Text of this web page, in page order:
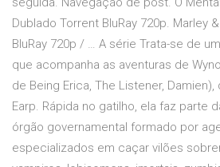
Dublado Torrent BluRay 720p. Marley
BluRay 720p / … A série Trata-se de
que acompanha as aventuras de
de Being Erica, The Listener,
Earp. Rápida no gatilho, ela faz parte
órgão governamental formado por
especializados em caçar vilões